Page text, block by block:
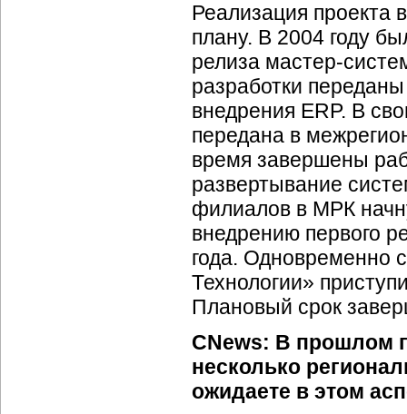
Реализация проекта
плану. В 2004 году
релиза мастер-
разработки
внедрения ERP. В
передана в
время завершены
развертывание
филиалов в МРК
внедрению первого
года. Одновременно
Технологии»
Плановый срок
CNews: В прошлом
несколько
ожидаете в этом